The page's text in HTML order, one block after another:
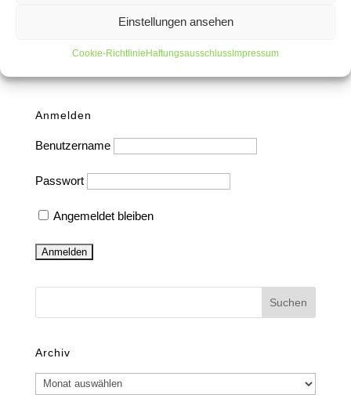
Einstellungen ansehen
Cookie-RichtlinieHaftungsausschlussImpressum
die Bruderschaft eingetreten. Er löst damit Harald
Anmelden
Benutzername
Passwort
Angemeldet bleiben
Archiv
Archiv